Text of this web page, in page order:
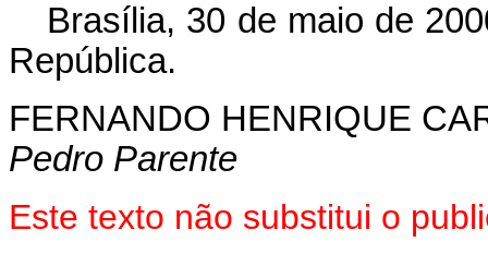
Brasília, 30 de maio de
República.
FERNANDO HENRIQUE
Pedro Parente
Este texto não substitui o